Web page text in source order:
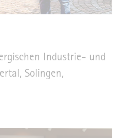
Industrie- und
Solingen,